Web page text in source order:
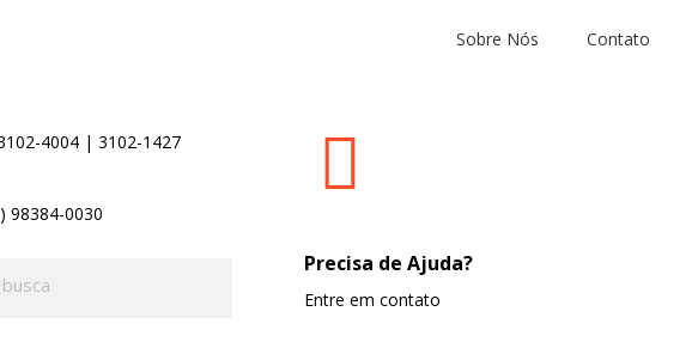
Sobre Nós Contato
4004 | 3102-1427
98384-0030
Precisa de Ajuda?
Entre em contato